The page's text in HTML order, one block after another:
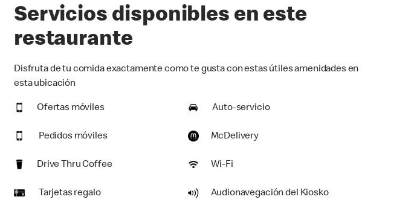
Servicios disponibles en este
restaurante
Disfruta de tu comida exactamente como te gusta con estas útiles amenidades en
esta ubicación
Ofertas móviles Auto-servicio
Pedidos móviles McDelivery
Drive Thru Coffee Wi-Fi
Tarjetas regalo Audionavegación del Kiosko